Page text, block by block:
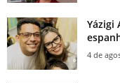
Yázigi
4 de